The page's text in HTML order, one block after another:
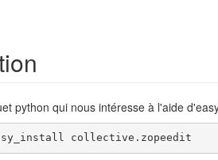
python qui nous intéresse à l'aide
collective.zopeedit